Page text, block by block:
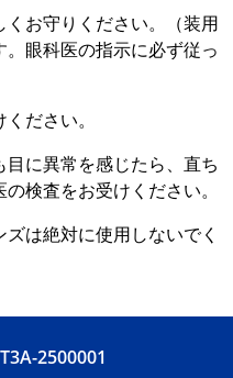
お守りください。（装用
眼科医の指示に必ず従っ
ださい。
に異常を感じたら、直ち
検査をお受けください。
は絶対に使用しないでく
2500001